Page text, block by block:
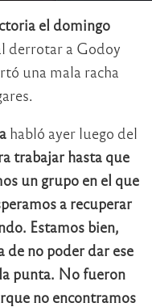
el domingo
derrotar a Godoy
una mala racha
habló ayer luego del
trabajar hasta que
un grupo en el que
a recuperar
Estamos bien,
de no poder dar ese
punta. No fueron
no encontramos